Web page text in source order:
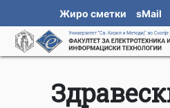
Жиро сметки sMail